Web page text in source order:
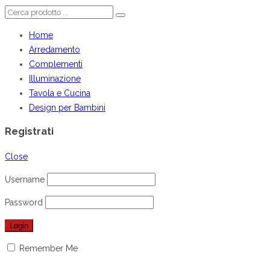
Home
Arredamento
Complementi
Illuminazione
Tavola e Cucina
Design per Bambini
Registrati
Close
Username
Password
Remember Me